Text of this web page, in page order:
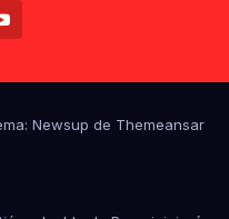
Newsup de Themeansar